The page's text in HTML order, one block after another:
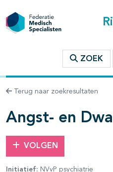
ZOEK
Terug naar zoekresultaten
Angst- en
VOLGEN
Initiatief: NVvP psychiatrie
binnen deze richtlijn